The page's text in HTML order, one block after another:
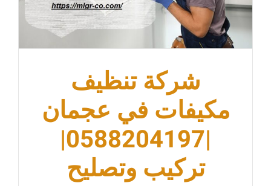
شركة تنظيف
مكيفات في عجمان
|0588204197|
تركيب وتصليح